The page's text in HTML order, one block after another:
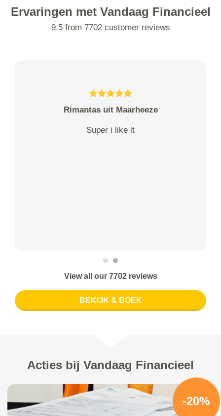
Ervaringen met Vandaag Financieel
9.5 from 7702 customer reviews
Rimantas uit Maarheeze
Super i like it
View all our 7702 reviews
BEKIJK & BOEK
Acties bij Vandaag Financieel
-20%